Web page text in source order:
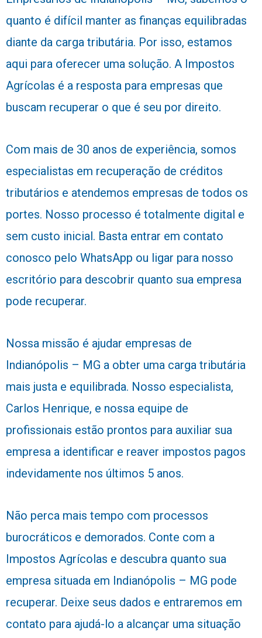
quanto é difícil manter as finanças equilibradas
diante da carga tributária. Por isso, estamos
aqui para oferecer uma solução. A Impostos
Agrícolas é a resposta para empresas que
buscam recuperar o que é seu por direito.
Com mais de 30 anos de experiência, somos
especialistas em recuperação de créditos
tributários e atendemos empresas de todos os
portes. Nosso processo é totalmente digital e
sem custo inicial. Basta entrar em contato
conosco pelo WhatsApp ou ligar para nosso
escritório para descobrir quanto sua empresa
pode recuperar.
Nossa missão é ajudar empresas de
Indianópolis – MG a obter uma carga tributária
mais justa e equilibrada. Nosso especialista,
Carlos Henrique, e nossa equipe de
profissionais estão prontos para auxiliar sua
empresa a identificar e reaver impostos pagos
indevidamente nos últimos 5 anos.
Não perca mais tempo com processos
burocráticos e demorados. Conte com a
Impostos Agrícolas e descubra quanto sua
empresa situada em Indianópolis – MG pode
recuperar. Deixe seus dados e entraremos em
contato para ajudá-lo a alcançar uma situação